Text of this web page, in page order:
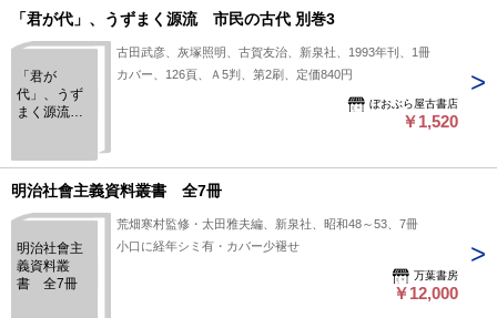
「君が代」、うずまく源流 市民の古代 別巻3
「君が
代」、うず
まく源流
古田武彦、灰塚照明、古賀友治、新泉社、1993年刊、1冊
カバー、126頁、Ａ5判、第2刷、定価840円
ぼおぶら屋古書店
￥1,520
明治社會主義資料叢書 全7冊
明治社會主
義資料叢
書 全7冊
荒畑寒村監修・太田雅夫編、新泉社、昭和48～53、7冊
小口に経年シミ有・カバー少褪せ
万葉書房
￥12,000